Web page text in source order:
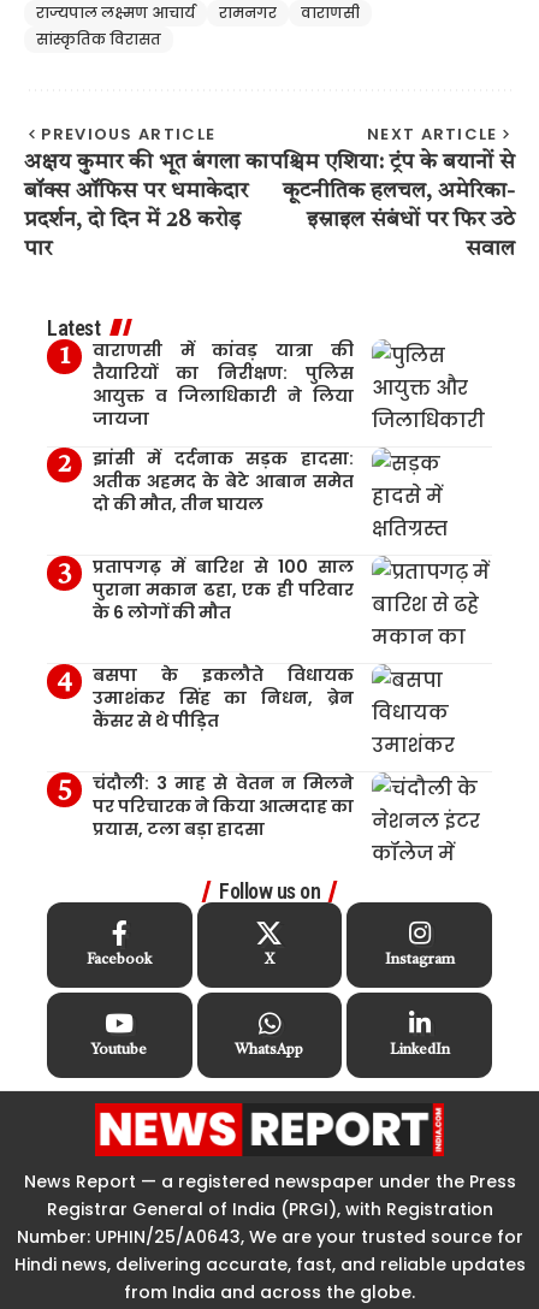
राज्यपाल लक्ष्मण आचार्य
रामनगर
वाराणसी
सांस्कृतिक विरासत
PREVIOUS ARTICLE
अक्षय कुमार की भूत बंगला का
बॉक्स ऑफिस पर धमाकेदार
प्रदर्शन, दो दिन में 28 करोड़
पार
NEXT ARTICLE
पश्चिम एशिया: ट्रंप के बयानों से
कूटनीतिक हलचल, अमेरिका-
इस्राइल संबंधों पर फिर उठे
सवाल
Latest
वाराणसी में कांवड़ यात्रा की
तैयारियों का निरीक्षण: पुलिस
आयुक्त व जिलाधिकारी ने लिया
जायजा
झांसी में दर्दनाक सड़क हादसा:
अतीक अहमद के बेटे आबान समेत
दो की मौत, तीन घायल
प्रतापगढ़ में बारिश से 100 साल
पुराना मकान ढहा, एक ही परिवार
के 6 लोगों की मौत
बसपा के इकलौते विधायक
उमाशंकर सिंह का निधन, ब्रेन
कैंसर से थे पीड़ित
चंदौली: 3 माह से वेतन न मिलने
पर परिचारक ने किया आत्मदाह का
प्रयास, टला बड़ा हादसा
Follow us on
Facebook X Instagram
Youtube WhatsApp LinkedIn
News Report — a registered newspaper under the Press
Registrar General of India (PRGI), with Registration
Number: UPHIN/25/A0643, We are your trusted source for
Hindi news, delivering accurate, fast, and reliable updates
from India and across the globe.